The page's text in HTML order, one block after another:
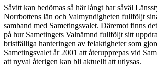
Såvitt kan bedömas så här långt har såväl
Norrbottens län och Valmyndigheten fullföljt
samband med Sametingsvalet. Däremot finns
på hur Sametingets Valnämnd fullföljt sitt
bristfälliga hanteringen av felaktigheter som
Sametingsvalet år 2001 att återupprepas vid
att nyval återigen kan bli aktuellt att utlysas.